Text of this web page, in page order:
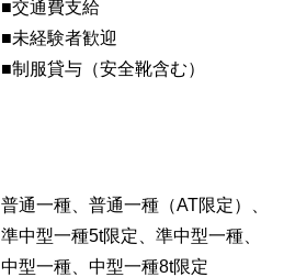
■交通費支給
■未経験者歓迎
■制服貸与（安全靴含む）
普通一種、普通一種（AT限定）、
準中型一種5t限定、準中型一種、
中型一種、中型一種8t限定